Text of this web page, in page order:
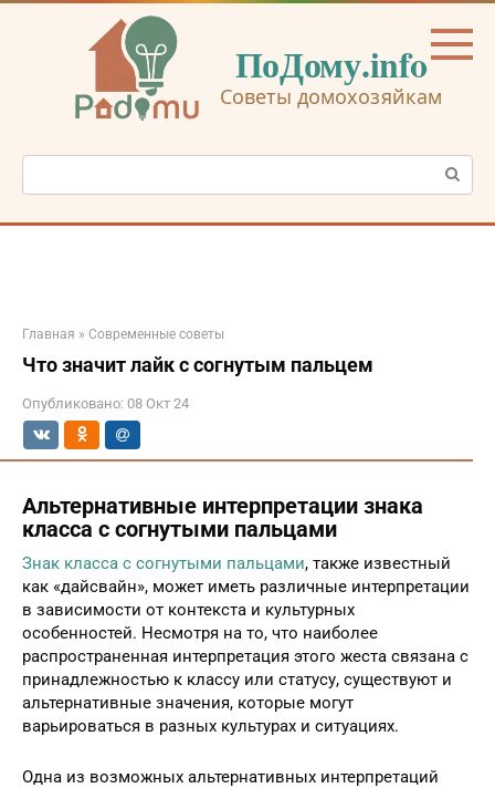
Перейти
ПоДому.info
Советы домохозяйкам
Поиск:
Главная » Современные советы
Что значит лайк с согнутым пальцем
Опубликовано: 08 Окт 24
Альтернативные интерпретации знака
класса с согнутыми пальцами
Знак класса с согнутыми пальцами, также известный
как «дайсвайн», может иметь различные интерпретации
в зависимости от контекста и культурных
особенностей. Несмотря на то, что наиболее
распространенная интерпретация этого жеста связана с
принадлежностью к классу или статусу, существуют и
альтернативные значения, которые могут
варьироваться в разных культурах и ситуациях.
Одна из возможных альтернативных интерпретаций